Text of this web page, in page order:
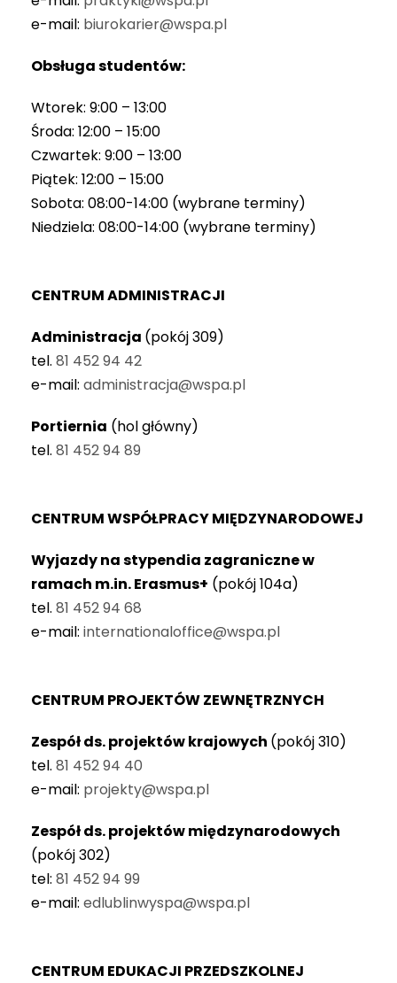
e-mail: biurokarier@wspa.pl
Obsługa studentów:
Wtorek: 9:00 – 13:00
Środa: 12:00 – 15:00
Czwartek: 9:00 – 13:00
Piątek: 12:00 – 15:00
Sobota: 08:00-14:00 (wybrane terminy)
Niedziela: 08:00-14:00 (wybrane terminy)
CENTRUM ADMINISTRACJI
Administracja (pokój 309)
tel. 81 452 94 42
e-mail: administracja@wspa.pl
Portiernia (hol główny)
tel. 81 452 94 89
CENTRUM WSPÓŁPRACY MIĘDZYNARODOWEJ
Wyjazdy na stypendia zagraniczne w
ramach m.in. Erasmus+ (pokój 104a)
tel. 81 452 94 68
e-mail: internationaloffice@wspa.pl
CENTRUM PROJEKTÓW ZEWNĘTRZNYCH
Zespół ds. projektów krajowych (pokój 310)
tel. 81 452 94 40
e-mail: projekty@wspa.pl
Zespół ds. projektów międzynarodowych
(pokój 302)
tel: 81 452 94 99
e-mail: edlublinwyspa@wspa.pl
CENTRUM EDUKACJI PRZEDSZKOLNEJ